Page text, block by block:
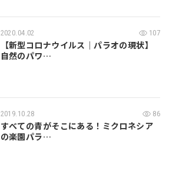
2020.04.02 107
【新型コロナウイルス｜パラオの現状】
自然のパワ…
2019.10.28 86
すべての青がそこにある！ミクロネシア
の楽園パラ…